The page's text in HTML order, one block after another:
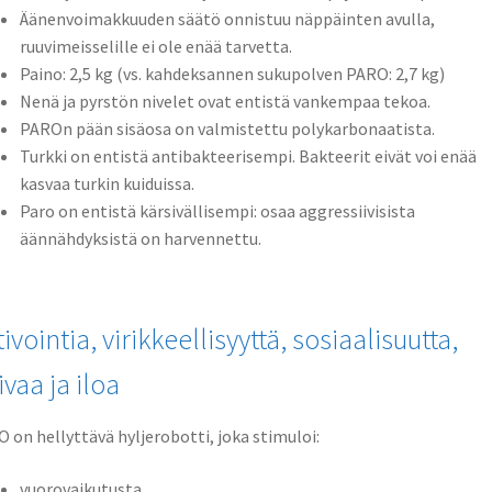
Äänenvoimakkuuden säätö onnistuu näppäinten avulla,
ruuvimeisselille ei ole enää tarvetta.
Paino: 2,5 kg (vs. kahdeksannen sukupolven PARO: 2,7 kg)
Nenä ja pyrstön nivelet ovat entistä vankempaa tekoa.
PAROn pään sisäosa on valmistettu polykarbonaatista.
Turkki on entistä antibakteerisempi. Bakteerit eivät voi enää
kasvaa turkin kuiduissa.
Paro on entistä kärsivällisempi: osaa aggressiivisista
äännähdyksistä on harvennettu.
virikkeellisyyttä, sosiaalisuutta,
ja iloa
on hellyttävä hyljerobotti, joka stimuloi: